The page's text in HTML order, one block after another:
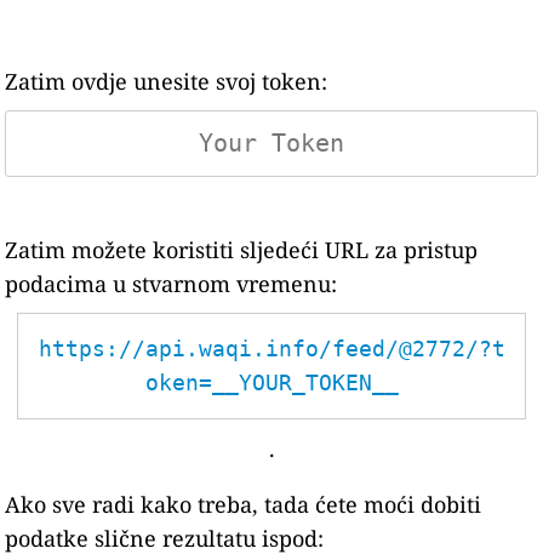
Zatim ovdje unesite svoj token:
Zatim možete koristiti sljedeći URL za pristup
podacima u stvarnom vremenu:
https://api.waqi.info/feed/@2772/?t
oken=__YOUR_TOKEN__
.
Ako sve radi kako treba, tada ćete moći dobiti
podatke slične rezultatu ispod: